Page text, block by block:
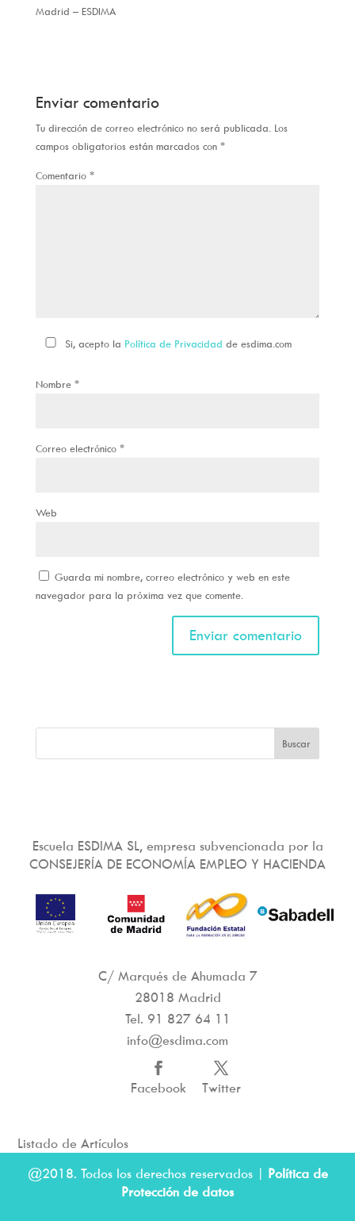
Madrid – ESDIMA
Enviar comentario
Tu dirección de correo electrónico no será publicada. Los
campos obligatorios están marcados con *
Comentario *
Si, acepto la Política de Privacidad de esdima.com
Nombre *
Correo electrónico *
Web
Guarda mi nombre, correo electrónico y web en este
navegador para la próxima vez que comente.
Escuela ESDIMA SL, empresa subvencionada por la
CONSEJERÍA DE ECONOMÍA EMPLEO Y HACIENDA
C/ Marqués de Ahumada 7
28018 Madrid
Tel. 91 827 64 11
info@esdima.com
Facebook Twitter
Listado de Artículos
@2018. Todos los derechos reservados | Política de
Protección de datos